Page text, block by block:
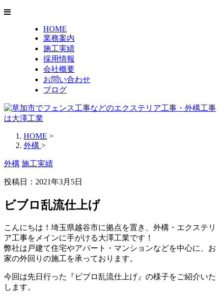
HOME
業務案内
施工実績
採用情報
会社概要
お問い合わせ
ブログ
HOME >
外構 >
外構 施工実績
投稿日：2021年3月5日
ビブロ乱流仕上げ
こんにちは！埼玉県越谷市に拠点を置き、外構・エクステリ
ア工事をメインに手がける大澤工業です！
弊社は戸建て住宅やアパート・マンションなどを中心に、お
家の外回りの施工を承っております。
今回は先日行った『ビブロ乱流仕上げ』の様子をご紹介いた
します。